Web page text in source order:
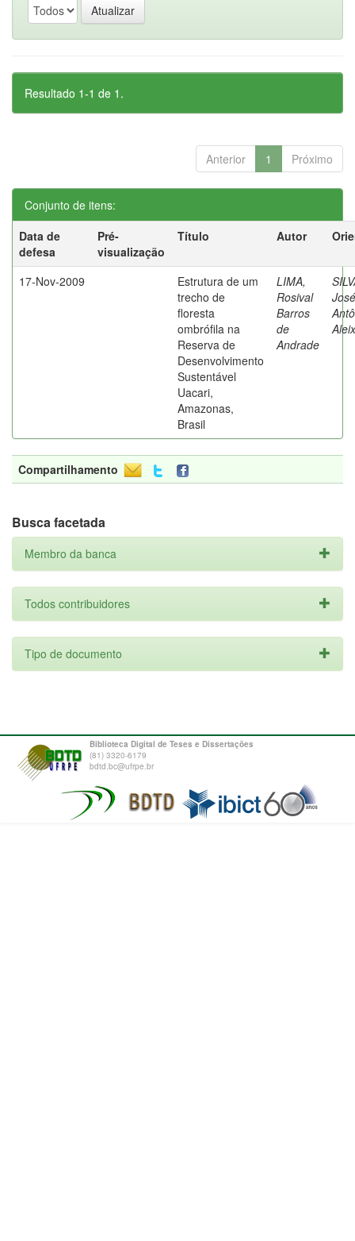
Resultado 1-1 de 1.
Anterior 1 Próximo
Conjunto de itens:
Data de
defesa
Pré-
visualização
Título Autor
17-Nov-2009
Estrutura de um
trecho de
floresta
ombrófila na
Reserva de
Desenvolvimento
Sustentável
Uacari,
Amazonas,
Brasil
LIMA,
Rosival
Barros
de
Andrade
José
Compartilhamento
Busca facetada
Membro da banca
Todos contribuidores
Tipo de documento
Biblioteca Digital de Teses e Dissertações
(81) 3320-6179
bdtd.bc@ufrpe.br